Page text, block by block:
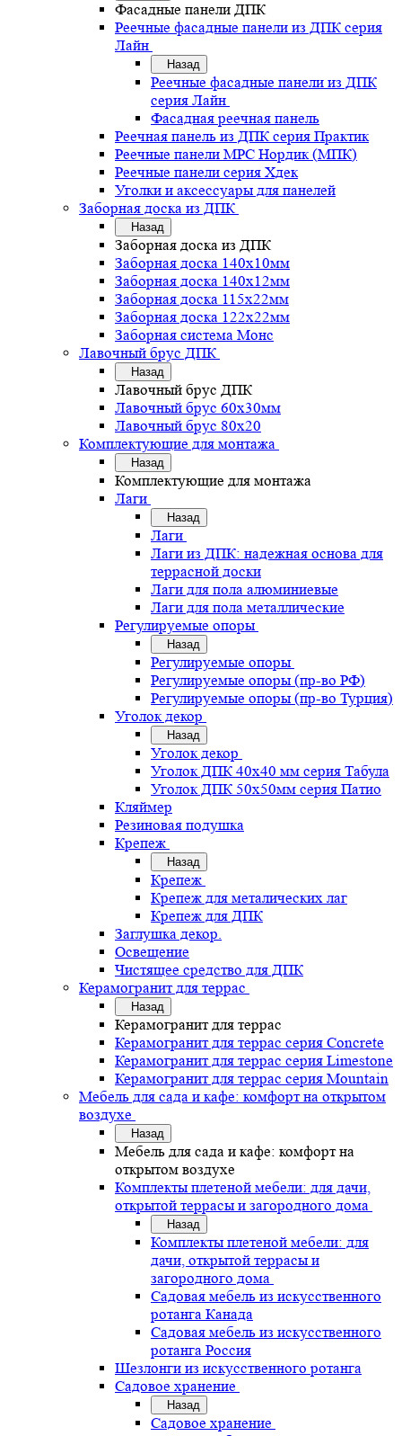
Фасадные панели ДПК
Реечные фасадные панели из ДПК серия
Лайн
Назад
Реечные фасадные панели из ДПК
серия Лайн
Фасадная реечная панель
Реечная панель из ДПК серия Практик
Реечные панели MPC Нордик (МПК)
Реечные панели серия Хдек
Уголки и аксессуары для панелей
Заборная доска из ДПК
Назад
Заборная доска из ДПК
Заборная доска 140х10мм
Заборная доска 140х12мм
Заборная доска 115х22мм
Заборная доска 122х22мм
Заборная система Монс
Лавочный брус ДПК
Назад
Лавочный брус ДПК
Лавочный брус 60х30мм
Лавочный брус 80х20
Комплектующие для монтажа
Назад
Комплектующие для монтажа
Лаги
Назад
Лаги
Лаги из ДПК: надежная основа для
террасной доски
Лаги для пола алюминиевые
Лаги для пола металлические
Регулируемые опоры
Назад
Регулируемые опоры
Регулируемые опоры (пр-во РФ)
Регулируемые опоры (пр-во Турция)
Уголок декор
Назад
Уголок декор
Уголок ДПК 40х40 мм серия Табула
Уголок ДПК 50х50мм серия Патио
Кляймер
Резиновая подушка
Крепеж
Назад
Крепеж
Крепеж для металических лаг
Крепеж для ДПК
Заглушка декор.
Освещение
Чистящее средство для ДПК
Керамогранит для террас
Назад
Керамогранит для террас
Керамогранит для террас серия Concrete
Керамогранит для террас серия Limestone
Керамогранит для террас серия Mountain
Мебель для сада и кафе: комфорт на открытом
воздухе
Назад
Мебель для сада и кафе: комфорт на
открытом воздухе
Комплекты плетеной мебели: для дачи,
открытой террасы и загородного дома
Назад
Комплекты плетеной мебели: для
дачи, открытой террасы и
загородного дома
Садовая мебель из искусственного
ротанга Канада
Садовая мебель из искусственного
ротанга Россия
Шезлонги из искусственного ротанга
Садовое хранение
Назад
Садовое хранение